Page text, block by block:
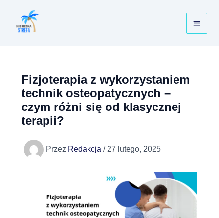
treści
Fizjoterapia z wykorzystaniem
technik osteopatycznych –
czym różni się od klasycznej
terapii?
Przez Redakcja / 27 lutego, 2025